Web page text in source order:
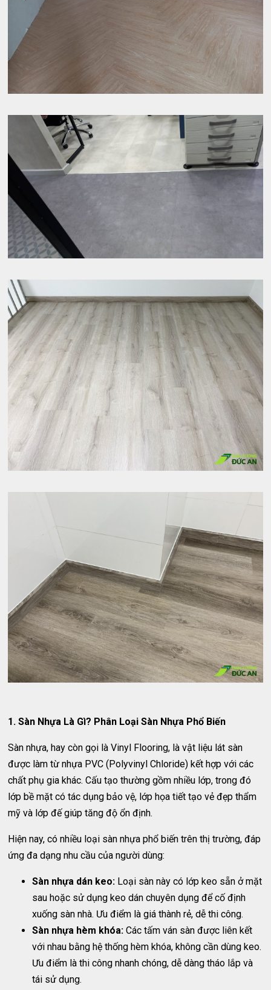
1. Sàn Nhựa Là Gì? Phân Loại Sàn Nhựa Phổ Biến
Sàn nhựa, hay còn gọi là Vinyl Flooring, là vật liệu lát sàn
được làm từ nhựa PVC (Polyvinyl Chloride) kết hợp với các
chất phụ gia khác. Cấu tạo thường gồm nhiều lớp, trong đó
lớp bề mặt có tác dụng bảo vệ, lớp họa tiết tạo vẻ đẹp thẩm
mỹ và lớp đế giúp tăng độ ổn định.
Hiện nay, có nhiều loại sàn nhựa phổ biến trên thị trường, đáp
ứng đa dạng nhu cầu của người dùng:
Sàn nhựa dán keo: Loại sàn này có lớp keo sẵn ở mặt
sau hoặc sử dụng keo dán chuyên dụng để cố định
xuống sàn nhà. Ưu điểm là giá thành rẻ, dễ thi công.
Sàn nhựa hèm khóa: Các tấm ván sàn được liên kết
với nhau bằng hệ thống hèm khóa, không cần dùng keo.
Ưu điểm là thi công nhanh chóng, dễ dàng tháo lắp và
tái sử dụng.